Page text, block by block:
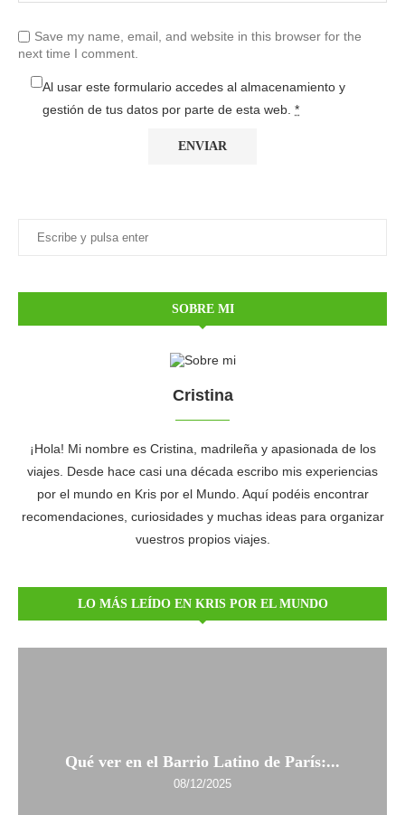
Save my name, email, and website in this browser for the
next time I comment.
Al usar este formulario accedes al almacenamiento y
gestión de tus datos por parte de esta web. *
SOBRE MI
Cristina
¡Hola! Mi nombre es Cristina, madrileña y apasionada de los
viajes. Desde hace casi una década escribo mis experiencias
por el mundo en Kris por el Mundo. Aquí podéis encontrar
recomendaciones, curiosidades y muchas ideas para organizar
vuestros propios viajes.
LO MÁS LEÍDO EN KRIS POR EL MUNDO
Qué ver en el Barrio Latino de París:...
08/12/2025